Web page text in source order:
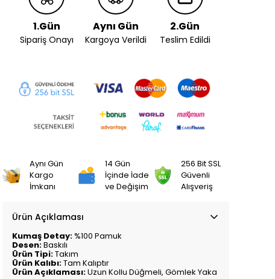
1.Gün
Sipariş Onayı
Aynı Gün
Kargoya Verildi
2.Gün
Teslim Edildi
Aynı Gün
Kargo
İmkanı
14 Gün
İçinde İade
ve Değişim
256 Bit SSL
Güvenli
Alışveriş
Ürün Açıklaması
Kumaş Detay:%100 Pamuk
Desen:Baskılı
Ürün Tipi:Takım
Ürün Kalıbı:Tam Kalıptır
Ürün Açıklaması:Uzun Kollu Düğmeli, Gömlek Yaka